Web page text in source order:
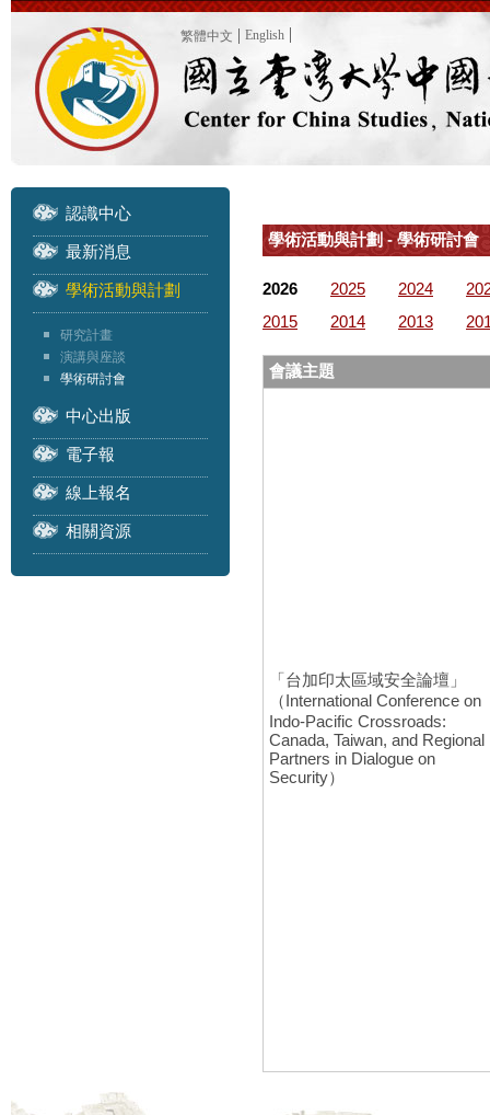
繁體中文 English
認識中心
最新消息
學術活動與計劃
研究計畫
演講與座談
學術研討會
中心出版
電子報
線上報名
相關資源
學術活動與計劃 - 學術研討會
2026 2025 2024
2015
2014 2013
會議主題
「台加印太區域安全論壇」
（International Conference on
Indo-Pacific Crossroads:
Canada, Taiwan, and Regional
Partners in Dialogue on
Security）